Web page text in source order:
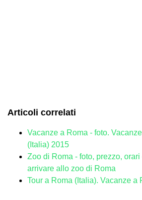
Articoli correlati
Vacanze a Roma - foto.
(Italia) 2015
Zoo di Roma - foto, prezzo,
arrivare allo zoo di Roma
Tour a Roma (Italia). Vacanze a